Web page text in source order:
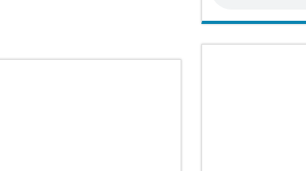
la Banque mondiale d’un montant global de 220,71 milliards de